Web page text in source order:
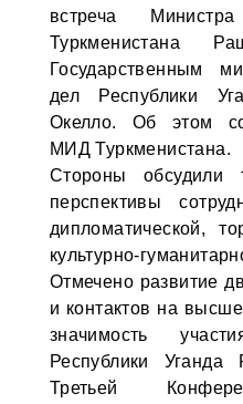
встреча
Туркменистана
Государственным
дел Республики
Окелло. Об этом
МИД Туркменистана.
Стороны обсудили
перспективы
дипломатической,
культурно-
Отмечено развитие
и контактов на
значимость
Республики
Третьей